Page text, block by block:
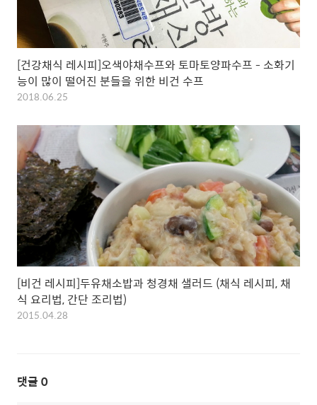
[건강채식 레시피]오색야채수프와 토마토양파수프 - 소화기
능이 많이 떨어진 분들을 위한 비건 수프
2018.06.25
[비건 레시피]두유채소밥과 청경채 샐러드 (채식 레시피, 채
식 요리법, 간단 조리법)
2015.04.28
댓글 0